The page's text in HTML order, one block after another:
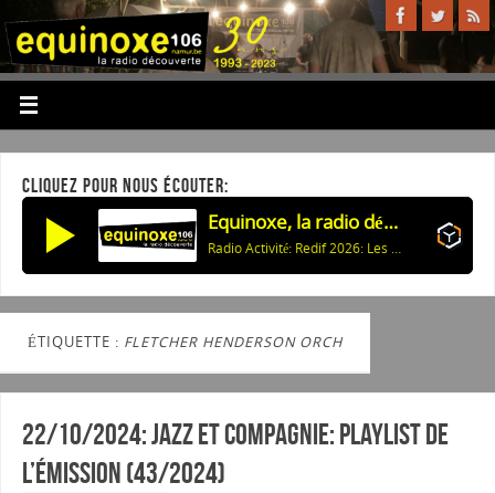
CLIQUEZ POUR NOUS ÉCOUTER:
Equinoxe, la radio découverte
Radio Activité: Redif 2026: Les Compagnons de Buley - Croisière sur la meuse
ÉTIQUETTE : FLETCHER HENDERSON ORCH
22/10/2024: Jazz et Compagnie: Playlist de
l’émission (43/2024)